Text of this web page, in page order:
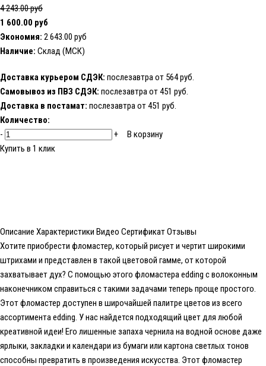
4 243.00 руб
1 600.00 руб
Экономия: 2 643.00 руб
Наличие: Склад (МСК)
Доставка курьером СДЭК: послезавтра от 564 руб.
Самовывоз из ПВЗ СДЭК: послезавтра от 451 руб.
Доставка в постамат: послезавтра от 451 руб.
Количество:
-
+
В корзину
Купить в 1 клик
Описание Характеристики Видео СертификатОтзывы
Хотите приобрести фломастер, который рисует и чертит широкими
штрихами и представлен в такой цветовой гамме, от которой
захватывает дух? С помощью этого фломастера edding с волоконным
наконечником справиться с такими задачами теперь проще простого.
Этот фломастер доступен в широчайшей палитре цветов из всего
ассортимента edding. У нас найдется подходящий цвет для любой
креативной идеи! Его лишенные запаха чернила на водной основе даже
ярлыки, закладки и календари из бумаги или картона светлых тонов
способны превратить в произведения искусства. Этот фломастер